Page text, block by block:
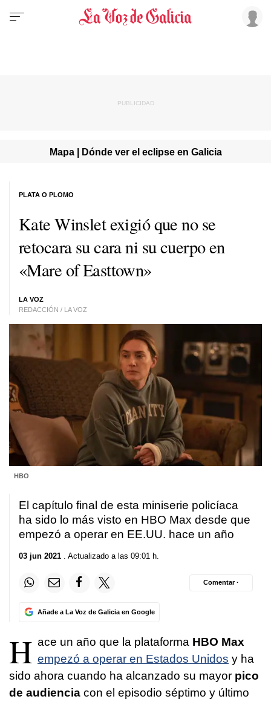
Mapa | Dónde ver el eclipse en Galicia
Kate Winslet exigió que no se
retocara su cara ni su cuerpo en
«Mare of Easttown»
LA VOZ
REDACCIÓN / LA VOZ
PLATA O PLOMO
HBO
El capítulo final de esta miniserie policíaca
ha sido lo más visto en HBO Max desde que
empezó a operar en EE.UU. hace un año
03 jun 2021 . Actualizado a las 09:01 h.
Añade a La Voz de Galicia en Google
Comentar ·
H ace un año que la plataforma HBO Max
empezó a operar en Estados Unidos y ha
sido ahora cuando ha alcanzado su mayor pico
de audiencia con el episodio séptimo y último